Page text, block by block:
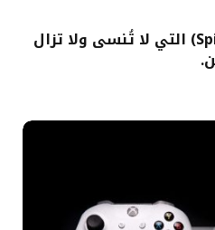
أفضل نهايات (Spider-Man) التي لا تُنسى ولا تزال